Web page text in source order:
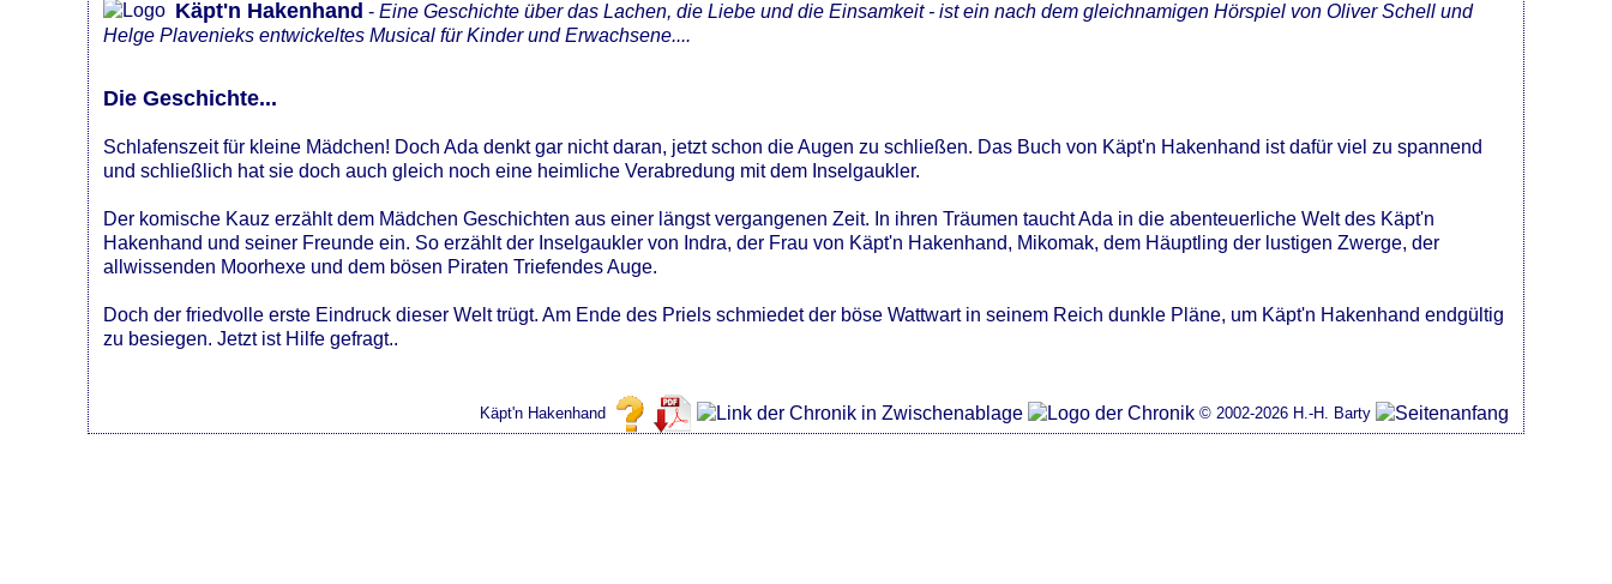
Käpt'n Hakenhand -Eine Geschichte über das Lachen, die Liebe und die Einsamkeit - ist ein nach dem gleichnamigen Hörspiel von Oliver Schell und
Helge Plavenieks entwickeltes Musical für Kinder und Erwachsene....
Die Geschichte...
Schlafenszeit für kleine Mädchen! Doch Ada denkt gar nicht daran, jetzt schon die Augen zu schließen. Das Buch von Käpt'n Hakenhand ist dafür viel zu spannend
und schließlich hat sie doch auch gleich noch eine heimliche Verabredung mit dem Inselgaukler.
Der komische Kauz erzählt dem Mädchen Geschichten aus einer längst vergangenen Zeit. In ihren Träumen taucht Ada in die abenteuerliche Welt des Käpt'n
Hakenhand und seiner Freunde ein. So erzählt der Inselgaukler von Indra, der Frau von Käpt'n Hakenhand, Mikomak, dem Häuptling der lustigen Zwerge, der
allwissenden Moorhexe und dem bösen Piraten Triefendes Auge.
Doch der friedvolle erste Eindruck dieser Welt trügt. Am Ende des Priels schmiedet der böse Wattwart in seinem Reich dunkle Pläne, um Käpt'n Hakenhand endgültig
zu besiegen. Jetzt ist Hilfe gefragt..
Käpt'n Hakenhand © 2002-2026 H.-H. Barty